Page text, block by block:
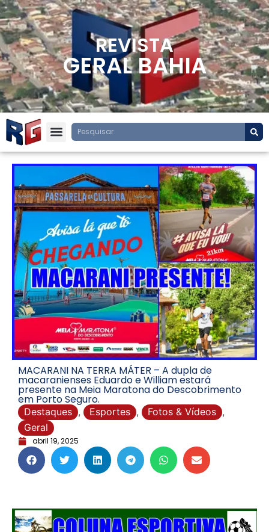
REVISTA
GERAL BAHIA
MACARANI NA TERRA MÁTER – A dupla de
macaranienses Eduardo e William estará
presente na Meia Maratona do Descobrimento
em Porto Seguro.
Destaques , Esportes , Fotos & Vídeos ,
Geral
abril 19, 2025